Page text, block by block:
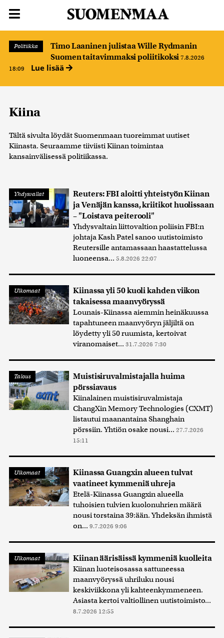
Politiikka
Timo Laaninen julistaa Wille Rydmanin
Suomen taitavimmaksi poliitikoksi 7.8.2026
18:09
Lue lisää
Kiina
Tältä sivulta löydät Suomenmaan tuoreimmat uutiset
Kiinasta. Seuraamme tiiviisti Kiinan toimintaa
kansainvälisessä politiikassa.
Yhdysvallat
Reuters: FBI aloitti yhteistyön Kiinan
ja Venäjän kanssa, kriitikot huolissaan
– "Loistava peiterooli"
Yhdysvaltain liittovaltion poliisin FBI:n
johtaja Kash Patel sanoo uutistoimisto
Reutersille antamassaan haastattelussa
luoneensa... 5.8.2026 22:07
Ulkomaat
Kiinassa yli 50 kuoli kahden viikon
takaisessa maanvyöryssä
Lounais-Kiinassa aiemmin heinäkuussa
tapahtuneen maanvyöryn jäljiltä on
löydetty yli 50 ruumista, kertoivat
viranomaiset... 31.7.2026 7:30
Talous
Muistisiruvalmistajalla huima
pörssiavaus
Kiinalainen muistisiruvalmistaja
ChangXin Memory Technologies (CXMT)
listautui maanantaina Shanghain
pörssiin. Yhtiön osake nousi... 27.7.2026
15:11
Ulkomaat
Kiinassa Guangxin alueen tulvat
vaatineet kymmeniä uhreja
Etelä-Kiinassa Guangxin alueella
tuhoisien tulvien kuolonuhrien määrä
nousi torstaina 39:ään. Yhdeksän ihmistä
on... 9.7.2026 9:06
Ulkomaat Kiinan äärisäissä kymmeniä kuolleita
Kiinan luoteisosassa sattuneessa
maanvyöryssä uhriluku nousi
keskiviikkona yli kahteenkymmeneen.
Asiasta kertoi valtiollinen uutistoimisto...
8.7.2026 12:55